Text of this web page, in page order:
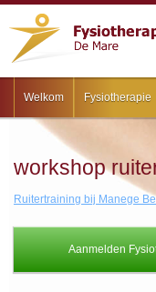
Welkom Fysiotherapie
Aanmelden
workshop
Ruitertraining bij Manege